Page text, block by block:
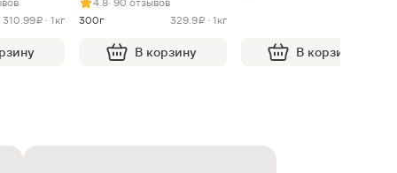
310.99 ₽ · 1кг
4.8· 90 отзывов
300г
329.9 ₽ · 1кг
В корзину В корзину